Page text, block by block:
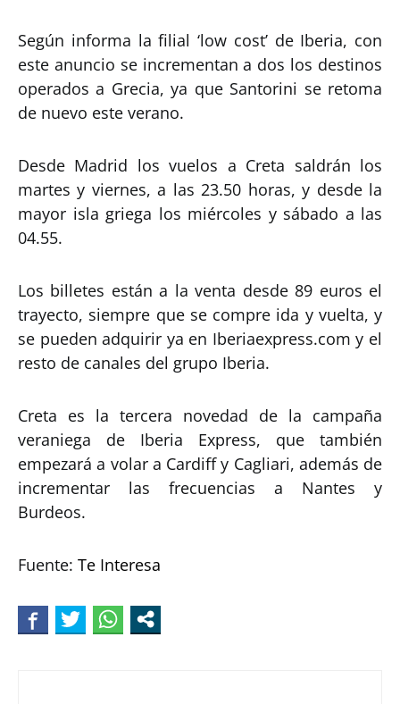
Según informa la filial ‘low cost’ de Iberia, con
este anuncio se incrementan a dos los destinos
operados a Grecia, ya que Santorini se retoma
de nuevo este verano.
Desde Madrid los vuelos a Creta saldrán los
martes y viernes, a las 23.50 horas, y desde la
mayor isla griega los miércoles y sábado a las
04.55.
Los billetes están a la venta desde 89 euros el
trayecto, siempre que se compre ida y vuelta, y
se pueden adquirir ya en Iberiaexpress.com y el
resto de canales del grupo Iberia.
Creta es la tercera novedad de la campaña
veraniega de Iberia Express, que también
empezará a volar a Cardiff y Cagliari, además de
incrementar las frecuencias a Nantes y
Burdeos.
Fuente: Te Interesa